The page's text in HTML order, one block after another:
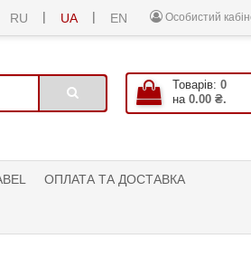
Особистий
RU | UA | EN
Товарів: 0
на 0.00 ₴.
ОПЛАТА ТА ДОСТАВКА